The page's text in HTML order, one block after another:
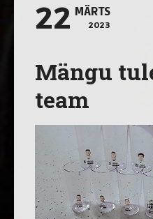
22 MÄRTS
2023
Mängu
team